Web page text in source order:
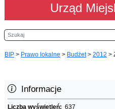
Urząd
Szukaj
BIP > Prawo lokalne > Budżet> 2012 >
Informacje
Liczba wyświetleń: 637